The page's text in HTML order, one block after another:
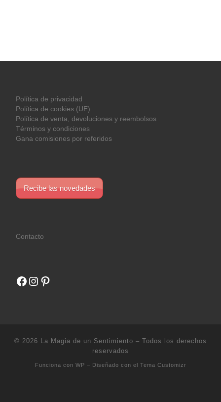
Política de privacidad
Política de cookies (UE)
Política de venta, devoluciones y reembolsos
Términos y condiciones
Gana comisiones por referidos
Recibe las novedades
Contacto
Facebook
Instagram
Pinterest
© 2026 La Magia de un Sentimiento – Todos los derechos
reservados
Funciona con WP – Diseñado con el Tema Customizr